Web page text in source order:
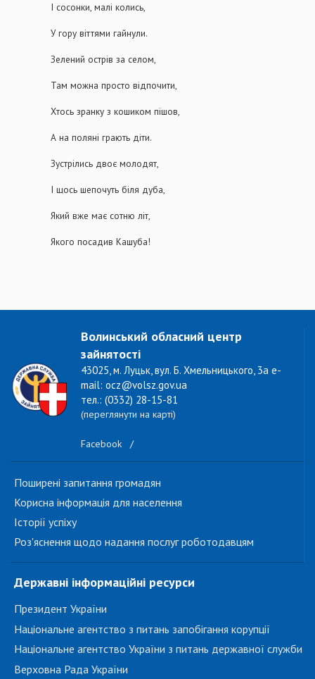
І сосонки, малі колись,
У гору віттями гайнули.
Зелений острів за селом,
Там можна просто відпочити,
Хтось зранку з кошиком пішов,
А на поляні грають діти.
Зустрілись двоє молодят,
І щось шепочуть біля дуба,
Який вже має сотню літ,
Якого посадив Кашуба!
Волинський обласний центр
зайнятості
43025, м. Луцьк, вул. Б. Хмельницького, 3а e-
mail: ocz@volsz.gov.ua
тел.: (0332) 28-15-81
(переглянути на карті)
Facebook /
Поширені запитання громадян
Корисна інформація для населення
Історії успіху
Роз'яснення щодо надання послуг роботодавцям
Державні інформаційні ресурси
Президент України
Національне агентство з питань запобігання корупції
Національне агентство України з питань державної служби
Верховна Рада України